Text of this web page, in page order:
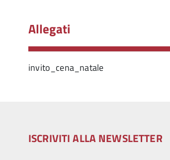
Allegati
invito_cena_natale
ISCRIVITI ALLA NEWSLETTER